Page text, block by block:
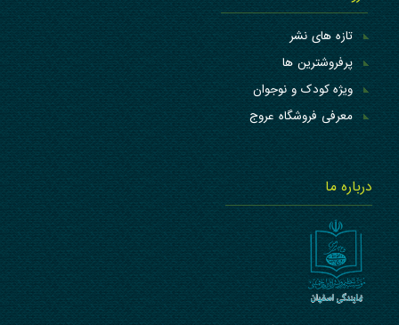
تازه های نشر
پرفروشترین ها
ویژه کودک و نوجوان
معرفی فروشگاه عروج
درباره ما